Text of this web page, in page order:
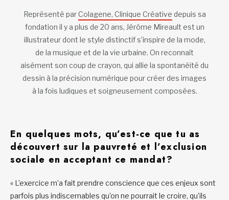
Représenté parColagene, Clinique Créative depuis sa
fondation il y a plus de 20 ans, Jérôme Mireault est un
illustrateur dont le style distinctif s’inspire de la mode,
de la musique et de la vie urbaine. On reconnaît
aisément son coup de crayon, qui allie la spontanéité du
dessin à la précision numérique pour créer des images
à la fois ludiques et soigneusement composées.
En quelques mots, qu’est-ce que tu as
découvert sur la pauvreté et l’exclusion
sociale en acceptant ce mandat?
« L’exercice m’a fait prendre conscience que ces enjeux sont
parfois plus indiscernables qu’on ne pourrait le croire, qu’ils